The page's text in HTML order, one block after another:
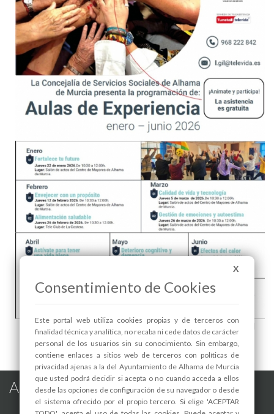
AULA DE EXPERIENCIAS PARA MAYORES: "Efectos del
calor" - 1
Alhama de Murcia en las Redes
X
Consentimiento de Cookies
Este portal web utiliza cookies propias y de terceros con
finalidad técnica y analítica, no recaba ni cede datos de carácter
personal de los usuarios sin su conocimiento. Sin embargo,
contiene enlaces a sitios web de terceros con políticas de
privacidad ajenas a la del Ayuntamiento de Alhama de Murcia
que usted podrá decidir si acepta o no cuando acceda a ellos
desde las opciones de configuración de su navegador o desde
el sistema ofrecido por el propio tercero. Si elige 'ACEPTAR